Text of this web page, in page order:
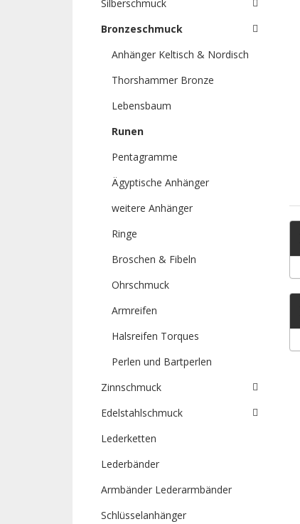
Silberschmuck
Bronzeschmuck
Anhänger Keltisch & Nordisch
Thorshammer Bronze
Lebensbaum
Runen
Pentagramme
Ägyptische Anhänger
weitere Anhänger
Ringe
Broschen & Fibeln
Ohrschmuck
Armreifen
Halsreifen Torques
Perlen und Bartperlen
Zinnschmuck
Edelstahlschmuck
Lederketten
Lederbänder
Armbänder Lederarmbänder
Schlüsselanhänger